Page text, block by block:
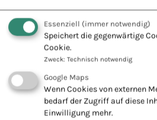
08.09.2026
Heilpraktiker für
Psychotherapie
03.10.2026
Masterclass Neuraltherapie
07.12.2026
Essenziell (immer notwendig)
Speichert die gegenwärtige
Cookie.
Zweck: Technisch notwendig
Google Maps
Wenn Cookies von externen
bedarf der Zugriff auf diese
Einwilligung mehr.